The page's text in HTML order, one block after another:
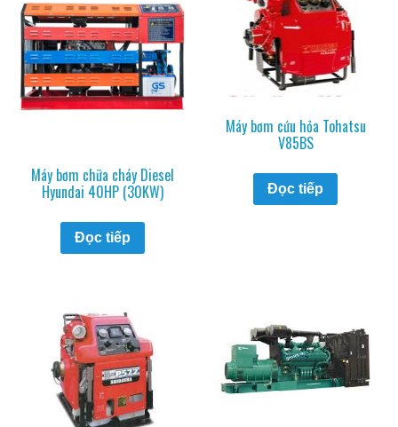
Máy bơm chữa cháy Diesel
Hyundai 40HP (30KW)
Đọc tiếp
Máy bơm cứu hỏa Tohatsu
V85BS
Đọc tiếp